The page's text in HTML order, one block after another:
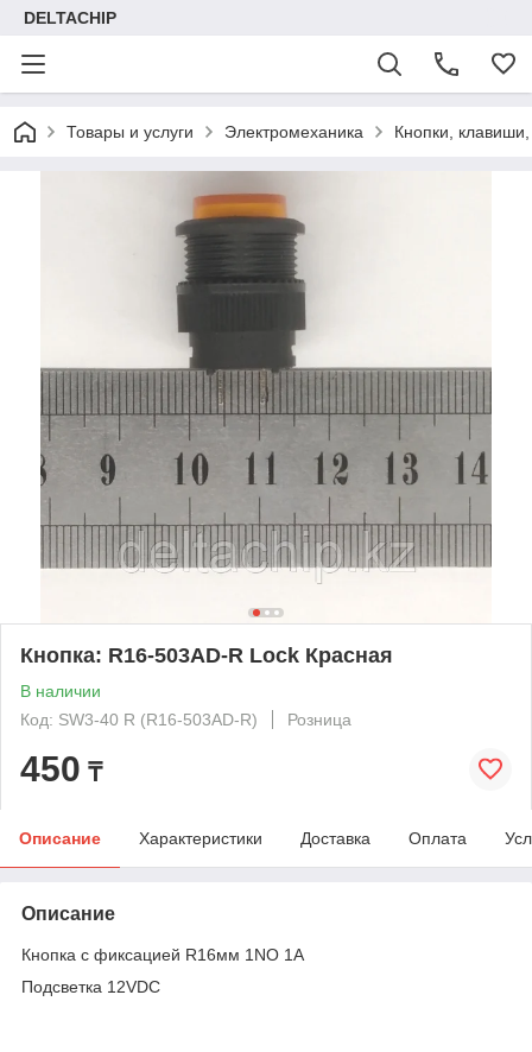
DELTACHIP
Товары и услуги Электромеханика Кнопки,
Кнопка: R16-503AD-R Lock Красная
В наличии
Код: SW3-40 R (R16-503AD-R)
Розница
450 ₸
Описание Характеристики Доставка Оплата
Описание
Кнопка c фиксацией R16мм 1NO 1A
Подсветка 12VDC